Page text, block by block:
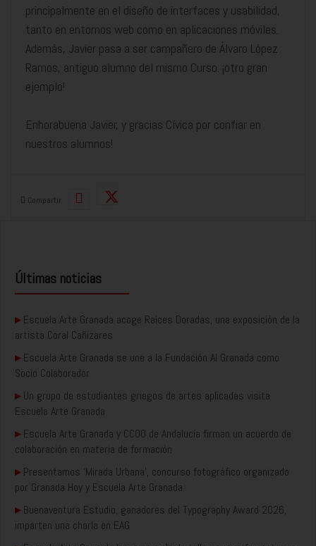
principalmente en el diseño de interfaces y usabilidad,
tanto en entornos web como en aplicaciones móviles.
Además, Javier pasa a ser campañero de Álvaro López
Ramos, antiguo alumno del mismo Curso. ¡otro gran
ejemplo!
Enhorabuena Javier, y gracias Cívica por confiar en
nuestros alumnos!
Compartir
Últimas noticias
▸Escuela Arte Granada acoge Raíces Doradas, una exposición de la
artista Coral Cañizares
▸Escuela Arte Granada se une a la Fundación AI Granada como
Socio Colaborador
▸Un grupo de estudiantes griegos de artes aplicadas visita
Escuela Arte Granada
▸Escuela Arte Granada y CCOO de Andalucía firman un acuerdo de
colaboración en materia de formación
▸Presentamos ‘Mirada Urbana’, concurso fotográfico organizado
por Granada Hoy y Escuela Arte Granada
▸Buenaventura Estudio, ganadores del Typography Award 2026,
imparten una charla en EAG